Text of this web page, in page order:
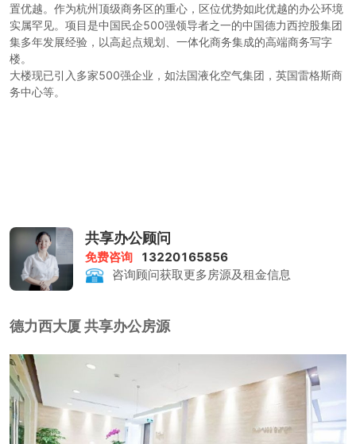
置优越。作为杭州顶级商务区的重心，区位优势如此优越的办公环境
实属罕见。项目是中国民企500强领导者之一的中国德力西控股集团
集多年发展经验，以高起点规划、一体化商务集成的高端商务写字
楼。
大楼现已引入多家500强企业，如法国液化空气集团，英国雷格斯商
务中心等。
共享办公顾问
免费咨询
13220165856
咨询顾问获取更多房源及租金信息
德力西大厦 共享办公房源